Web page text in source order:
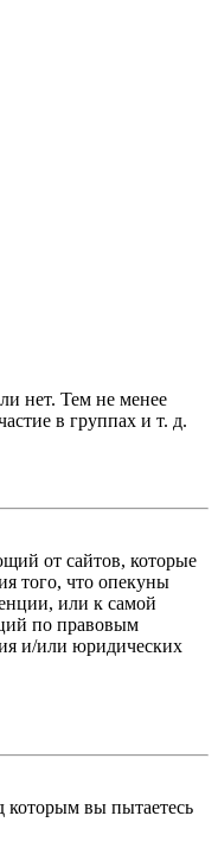
нет. Тем не менее
в группах и т. д.
от сайтов, которые
того, что опекуны
или к самой
по правовым
и/или юридических
которым вы пытаетесь